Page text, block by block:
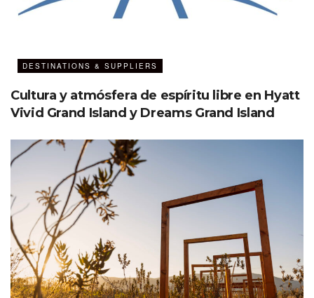
DESTINATIONS & SUPPLIERS
Cultura y atmósfera de espíritu libre en Hyatt
Vivid Grand Island y Dreams Grand Island